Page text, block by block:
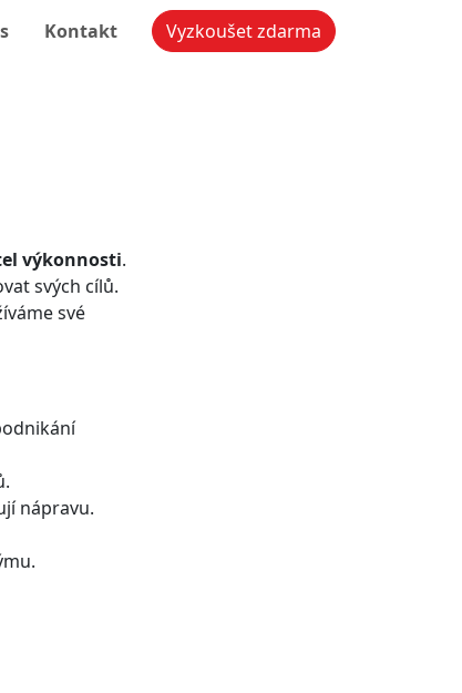
Kontakt Vyzkoušet zdarma
výkonnosti.
svých cílů.
své
nápravu.